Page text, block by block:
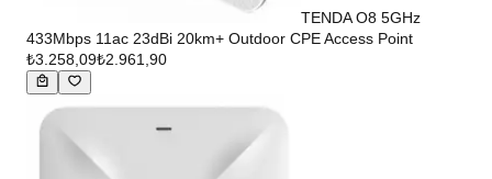
TENDA O8 5GHz
433Mbps 11ac 23dBi 20km+ Outdoor CPE Access Point
₺3.258,09₺2.961,90